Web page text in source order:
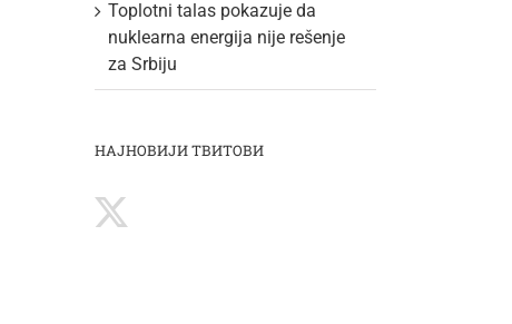
Toplotni talas pokazuje da
nuklearna energija nije rešenje
za Srbiju
НАЈНОВИЈИ ТВИТОВИ